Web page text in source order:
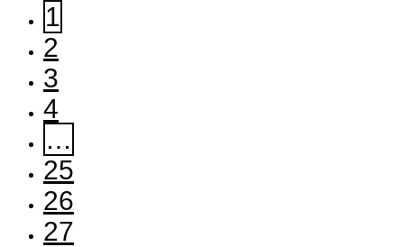
1
2
3
4
…
25
26
27